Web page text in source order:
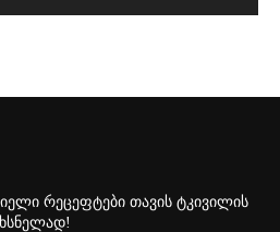
რეცეფტები თავის ტკივილის